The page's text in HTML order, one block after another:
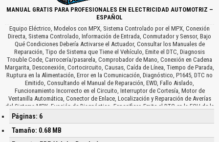
MANUAL GRATIS PARA PROFESIONALES EN ELECTRICIDAD AUTOMOTRIZ –
ESPAÑOL
Equipo Eléctrico, Modelos con MPX, Sistema Controlado por el MPX, Conexión
Directa, Sistema Controlado, Información de Entrada, Conmutador y Sensor, Bajo
Qué Condiciones Debería Activarse el Actuador, Consultar los Manuales de
Reparación, Tipo de Sistema que Tiene el Vehículo, Emite el DTC, Diagnosis
Trouble Code, Carrocería/pasarela, Comprobador de Mano, Conexión en Cadena
Margarita, Desconexión, Cortocircuito, Causas, Caída de Línea, Tiempo de Parada,
Ruptura en la Alimentación, Error en la Comunicación, Diagnóstico, P1645, DTC no
Emitido, Consultando el Manual de Reparación, EWD, Fallo Aislado,
Funcionamiento Incorrecto en el Circuito, Interruptor de Cortesía, Motor de
Ventanilla Automática, Conector de Enlace, Localización y Reparación de Averías
del Sistema MPX, Función de Diagnóstico, Especificar, Emite el DTC en la ECU de la
Carrocería, Corte de Segunda Línea, No Emitido, Interrupción de Todas las
Comunicaciones, Interrumpen en la Cadena Margarita, Data List, Active Test con un
Comprobador de Mano, Mazos de Cables, Ventanilla Eléctrica del Lado del
Pasajero, Diagnóstico de Comprobación en la ECU del Motor, Comunicación entre
Páginas: 6
Tamaño: 0.68 MB